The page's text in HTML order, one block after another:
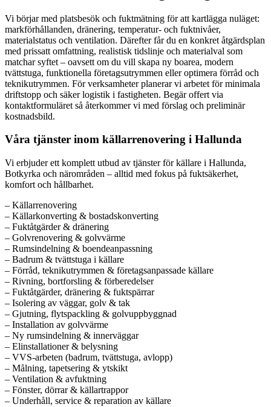
Vi börjar med platsbesök och fuktmätning för att kartlägga nuläget:
markförhållanden, dränering, temperatur- och fuktnivåer,
materialstatus och ventilation. Därefter får du en konkret åtgärdsplan
med prissatt omfattning, realistisk tidslinje och materialval som
matchar syftet – oavsett om du vill skapa ny boarea, modern
tvättstuga, funktionella företagsutrymmen eller optimera förråd och
teknikutrymmen. För verksamheter planerar vi arbetet för minimala
driftstopp och säker logistik i fastigheten. Begär offert via
kontaktformuläret så återkommer vi med förslag och preliminär
kostnadsbild.
Våra tjänster inom källarrenovering i Hallunda
Vi erbjuder ett komplett utbud av tjänster för källare i Hallunda,
Botkyrka och närområden – alltid med fokus på fuktsäkerhet,
komfort och hållbarhet.
– Källarrenovering
– Källarkonverting & bostadskonverting
– Fuktåtgärder & dränering
– Golvrenovering & golvvärme
– Rumsindelning & boendeanpassning
– Badrum & tvättstuga i källare
– Förråd, teknikutrymmen & företagsanpassade källare
– Rivning, bortforsling & förberedelser
– Fuktåtgärder, dränering & fuktspärrar
– Isolering av väggar, golv & tak
– Gjutning, flytspackling & golvuppbyggnad
– Installation av golvvärme
– Ny rumsindelning & innerväggar
– Elinstallationer & belysning
– VVS-arbeten (badrum, tvättstuga, avlopp)
– Målning, tapetsering & ytskikt
– Ventilation & avfuktning
– Fönster, dörrar & källartrappor
– Underhåll, service & reparation av källare